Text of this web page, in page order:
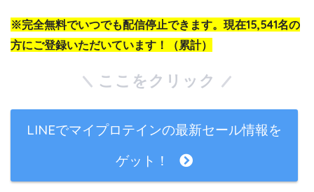
※完全無料でいつでも配信停止できます。現在15,541名の
方にご登録いただいています！（累計）
ここをクリック
LINEでマイプロテインの最新セール情報を
ゲット！